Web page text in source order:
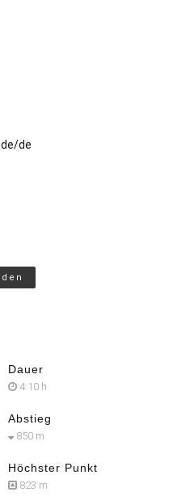
de
Dauer
4:10 h
Abstieg
850 m
Höchster Punkt
823 m